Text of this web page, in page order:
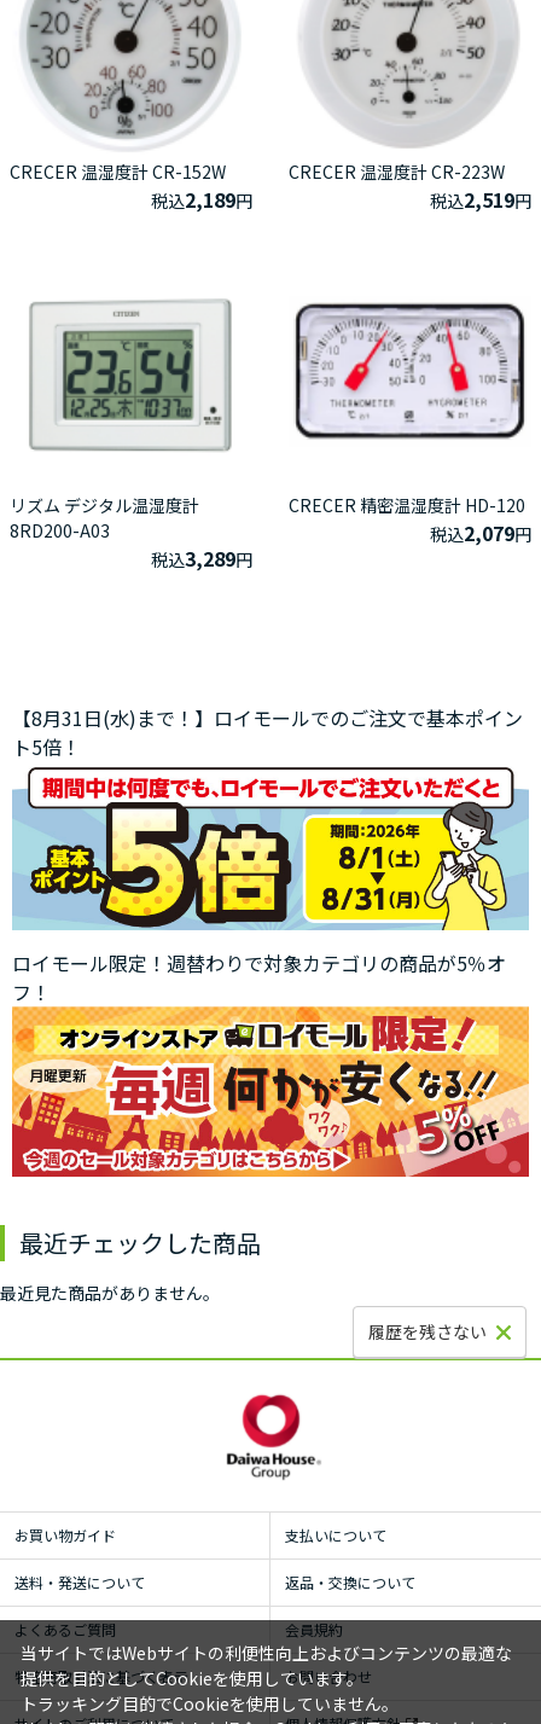
CRECER 温湿度計 CR-152W
税込2,189円
CRECER 温湿度計 CR-223W
税込2,519円
リズム デジタル温湿度計
8RD200-A03
税込3,289円
CRECER 精密温湿度計 HD-120
税込2,079円
【8月31日(水)まで！】ロイモールでのご注文で基本ポイン
ト5倍！
ロイモール限定！週替わりで対象カテゴリの商品が5％オ
フ！
最近チェックした商品
最近見た商品がありません。
履歴を残さない
お買い物ガイド 支払いについて
送料・発送について 返品・交換について
よくあるご質問 会員規約
特定商取引法に基づく表示 お問い合わせ
当サイトではWebサイトの利便性向上およびコンテンツの最適な
提供を目的としてCookieを使用しています。
トラッキング目的でCookieを使用していません。